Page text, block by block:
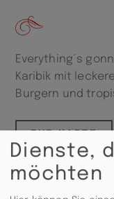
Everything´s
Karibik mit
Burgern und
ZUR KARTE
Dienste,
möchten